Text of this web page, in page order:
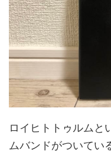
ロイヒトトゥルムと
ムバンドがついてい